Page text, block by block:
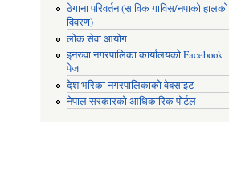
ठेगाना परिवर्तन (साविक गाविस/नपाको हालको
विवरण)
लोक सेवा आयोग
इनरुवा नगरपालिका कार्यालयको Facebook
पेज
देश भरिका नगरपालिकाको वेबसाइट
नेपाल सरकारको आधिकारिक पोर्टल